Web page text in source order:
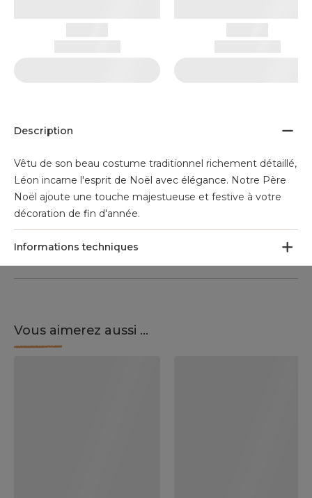
Description
Vêtu de son beau costume traditionnel richement détaillé,
Léon incarne l'esprit de Noël avec élégance. Notre Père
Noël ajoute une touche majestueuse et festive à votre
décoration de fin d'année.
Informations techniques
Vous aimerez aussi ...